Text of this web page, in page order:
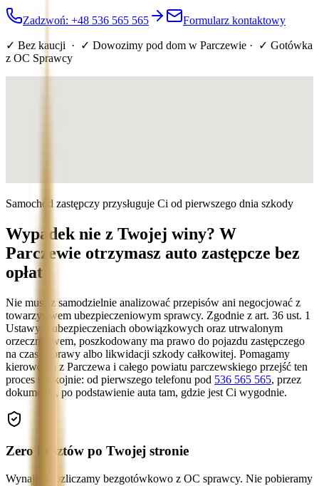
Zadzwoń: +48 536 565 565 Formularz kontaktowy
✓ Bez kaucji · ✓ Dowozimy pod dom w Parczewie · ✓ Gotówka
z OC Sprawcy
Samochód zastępczy przysługuje Ci od pierwszego dnia szkody
Wypadek nie z Twojej winy? W
Parczewie otrzymasz auto zastępcze bez
opłat
Nie musisz samodzielnie analizować przepisów ani negocjować z
towarzystwem ubezpieczeniowym sprawcy. Zgodnie z art. 36 ust. 1
Ustawy o ubezpieczeniach obowiązkowych oraz utrwalonym
orzecznictwem, poszkodowany ma prawo do pojazdu zastępczego
na czas naprawy albo likwidacji szkody całkowitej. Pomagamy
kierowcom z Parczewa i całego powiatu parczewskiego przejść ten
proces spokojnie: od pierwszego telefonu pod 536 565 565, przez
dokumenty, po podstawienie auta tam, gdzie jest Ci wygodnie.
Zero kosztów po Twojej stronie
Wynajem rozliczamy bezgotówkowo z OC sprawcy. Nie pobieramy